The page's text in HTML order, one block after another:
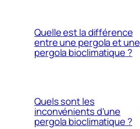
Quelle est la différence
entre une pergola et une
pergola bioclimatique ?
Quels sont les
inconvénients d’une
pergola bioclimatique ?